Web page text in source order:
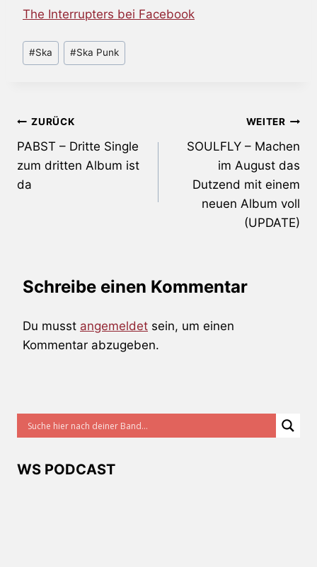
The Interrupters bei Facebook
Schlagworte:
#Ska #Ska Punk
Beitragsnavigation
ZURÜCK
PABST – Dritte Single
zum dritten Album ist
da
WEITER
SOULFLY – Machen
im August das
Dutzend mit einem
neuen Album voll
(UPDATE)
Schreibe einen Kommentar
Du musst angemeldet sein, um einen
Kommentar abzugeben.
WS PODCAST